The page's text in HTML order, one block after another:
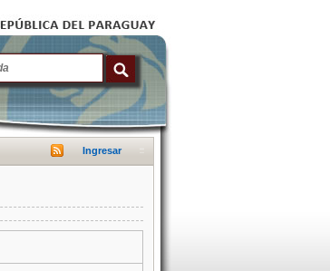
Ingresar